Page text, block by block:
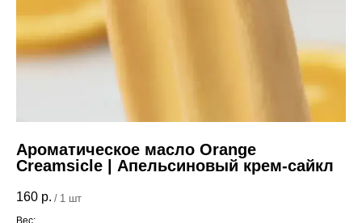
Ароматическое масло Orange
Creamsicle | Апельсиновый крем-сайкл
160 р. / 1 шт